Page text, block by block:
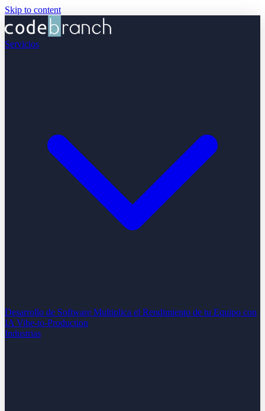
Skip to content
Servicios
Desarrollo de Software Multiplica el Rendimiento de tu Equipo con
IA Vibe-to-Production
Industrias